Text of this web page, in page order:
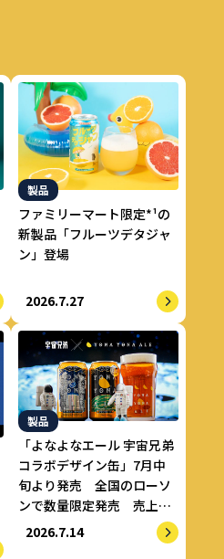
製品
ファミリーマート限定*¹の
新製品「フルーツデタジャ
ン」登場
2026.7.27
製品
「よなよなエール 宇宙兄弟
コラボデザイン缶」7月中
旬より発売 全国のローソ
ンで数量限定発売 売上の
一部をALS治療研究費とし
2026.7.14